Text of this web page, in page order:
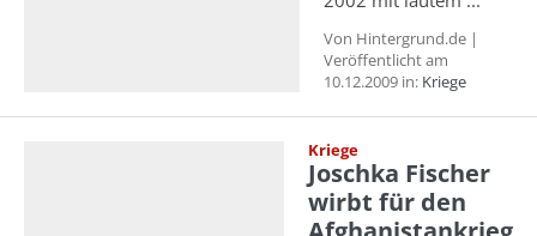
Von Hintergrund.de |
Veröffentlicht am
10.12.2009 in: Kriege
Kriege
Joschka Fischer
wirbt für den